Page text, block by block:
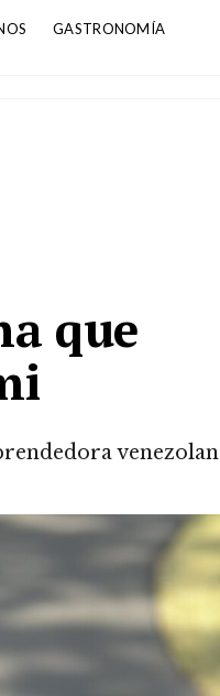
GASTRONOMÍA
que